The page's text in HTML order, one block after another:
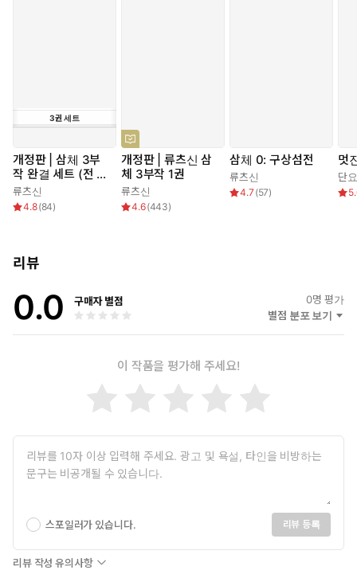
3권 세트
개정판 | 삼체 3부
작 완결 세트 (전 3
권)
류츠신
4.8(84)
개정판 | 류츠신 삼
체 3부작 1권
류츠신
4.6(443)
삼체 0: 구상섬전
류츠신
4.7 (57)
멋
단요
리뷰
0.0 구매자 별점 0명 평가
별점 분포 보기
이 작품을 평가해 주세요!
스포일러가 있습니다. 리뷰 등록
리뷰 작성 유의사항